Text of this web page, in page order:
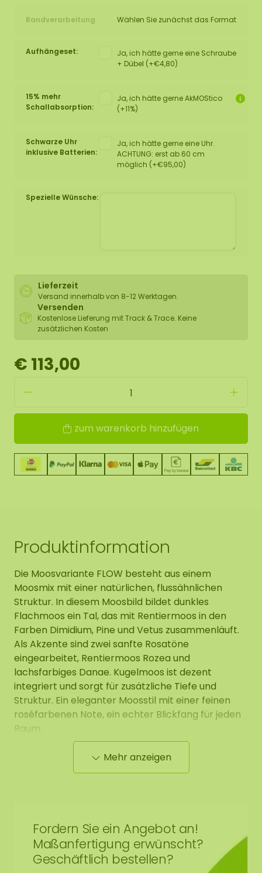
Randverarbeitung Wählen Sie zunächst das Format
Aufhängeset:
Ja, ich hätte gerne eine Schraube
+ Dübel (+€4,80)
15% mehr
Schallabsorption:
Ja, ich hätte gerne AkMOStico
(+11%)
Schwarze Uhr
inklusive Batterien:
Ja, ich hätte gerne eine Uhr.
ACHTUNG: erst ab 60 cm
möglich (+€95,00)
Spezielle Wünsche:
Lieferzeit
Versand innerhalb von 8-12 Werktagen.
Versenden
Kostenlose Lieferung mit Track & Trace. Keine
zusätzlichen Kosten
€ 113,00
zum warenkorb hinzufügen
Produktinformation
Die Moosvariante FLOW besteht aus einem
Moosmix mit einer natürlichen, flussähnlichen
Struktur. In diesem Moosbild bildet dunkles
Flachmoos ein Tal, das mit Rentiermoos in den
Farben Dimidium, Pine und Vetus zusammenläuft.
Als Akzente sind zwei sanfte Rosatöne
eingearbeitet, Rentiermoos Rozea und
lachsfarbiges Danae. Kugelmoos ist dezent
integriert und sorgt für zusätzliche Tiefe und
Struktur. Ein eleganter Moosstil mit einer feinen
roséfarbenen Note, ein echter Blickfang für jeden
Raum.
Wenn Sie sich für 3 Mooszirkel entscheiden, sorgen
wir dafür, dass das Muster aufeinander
Zeigern in den Mooszirkel einbauen. Dies ist nur bei
Zirkeln mit einem Durchmesser von 60, 80, 100 cm
möglich. Die Uhr hat einen Durchmesser von 42
Mehr anzeigen
Fordern Sie ein Angebot an!
Maßanfertigung erwünscht?
Geschäftlich bestellen?